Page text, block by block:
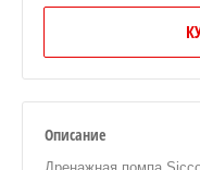
Описание